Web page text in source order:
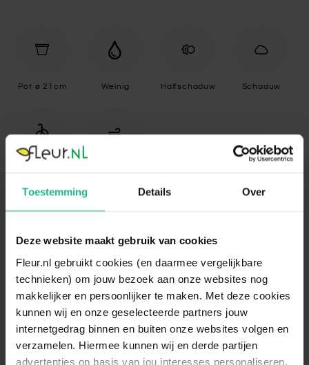
Toestemming Details Over
Deze website maakt gebruik van cookies
Fleur.nl gebruikt cookies (en daarmee vergelijkbare
technieken) om jouw bezoek aan onze websites nog
makkelijker en persoonlijker te maken. Met deze cookies
kunnen wij en onze geselecteerde partners jouw
internetgedrag binnen en buiten onze websites volgen en
verzamelen. Hiermee kunnen wij en derde partijen
advertenties op basis van jou interesses personaliseren.
Pot ø 21cm Weinig Halfschaduw Schaduw
Standplaats Halfschaduw, Schaduw
Standplaats
De Rhipsalis komt oorspronkelijk uit de
tropen en leeft daar onder het
beschuttende bladerdak van hoge bomen
leeft. De plant is daarom gewend aan een
plek met minder zonlicht. De Rhipsalis
staat dan ook het liefst op een